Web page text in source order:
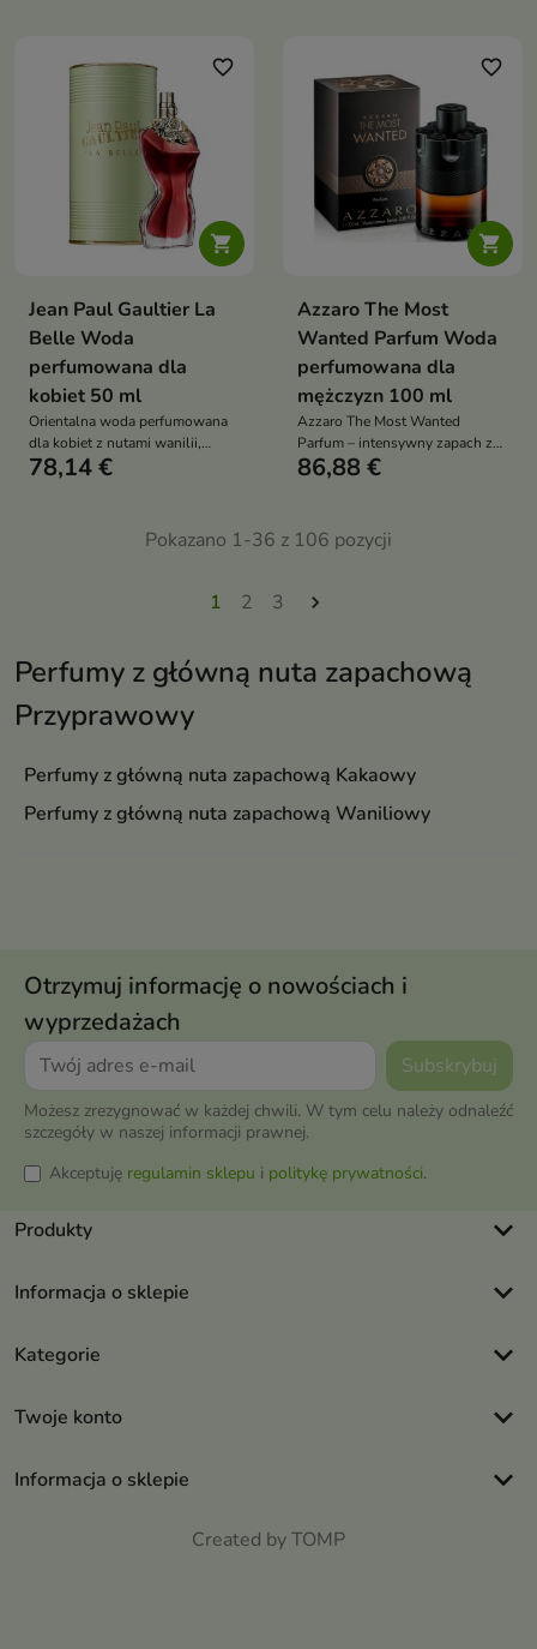
Perfumy z główną nuta zapachową
Przyprawowy
Perfumy z główną nuta zapachową Kakaowy
Perfumy z główną nuta zapachową Waniliowy
paczuli – idealna na

favorite_border
Jean Paul Gaultier La
Belle Woda
perfumowana dla
kobiet 50 ml
Orientalna woda perfumowana
dla kobiet z nutami wanilii,
bergamotki i gruszki. Zmysłowy,
78,14 €

favorite_border
Azzaro The Most
Wanted Parfum Woda
perfumowana dla
mężczyzn 100 ml
Azzaro The Most Wanted
Parfum – intensywny zapach z
czerwonym imbirem, nutami
86,88 €
Pokazano 1-36 z 106 pozycji
1 2 3 
Otrzymuj informację o nowościach i
wyprzedażach
Możesz zrezygnować w każdej chwili. W tym celu należy odnaleźć
szczegóły w naszej informacji prawnej.
Akceptuję regulamin sklepu i politykę prywatności.
Produkty keyboard_arrow_down
Informacja o sklepie keyboard_arrow_down
Kategorie keyboard_arrow_down
Twoje konto keyboard_arrow_down
Informacja o sklepie keyboard_arrow_down
Created by TOMP